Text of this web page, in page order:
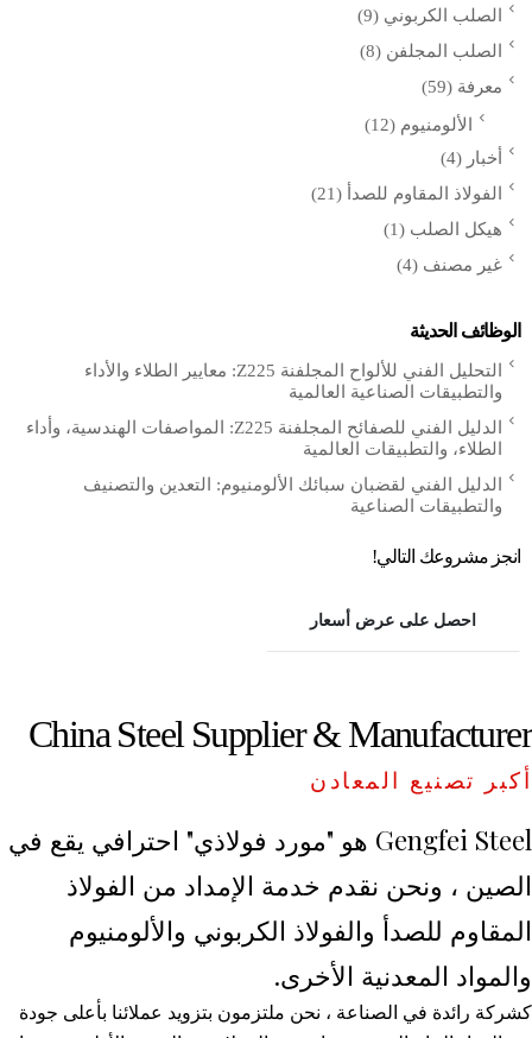
الصلب الكربوني (9)
الصلب المجلفن (8)
معرفة (59)
الألومنيوم (12)
أخبار (4)
الفولاذ المقاوم للصدأ (21)
هيكل الصلب (1)
غير مصنف (4)
الوظائف الحديثة
التحليل الفني للألواح المجلفنة Z225: معايير الطلاء والأداء
والتطبيقات الصناعية العالمية
الدليل الفني للصفائح المجلفنة Z225: المواصفات الهندسية، وأداء
الطلاء، والتطبيقات العالمية
الدليل الفني لقضبان سبائك الألومنيوم: التعدين والتصنيف
والتطبيقات الصناعية
انجز مشروعك التالي!
احصل على عرض أسعار
China Steel Supplier & Manufacturer
أكبر تصنيع المعادن
Gengfei Steel هو "مورد فولاذي" احترافي يقع في
الصين ، ونحن نقدم خدمة الإمداد من الفولاذ
المقاوم للصدأ والفولاذ الكربوني والألومنيوم
والمواد المعدنية الأخرى.
كشركة رائدة في الصناعة ، نحن ملتزمون بتزويد عملائنا بأعلى جودة